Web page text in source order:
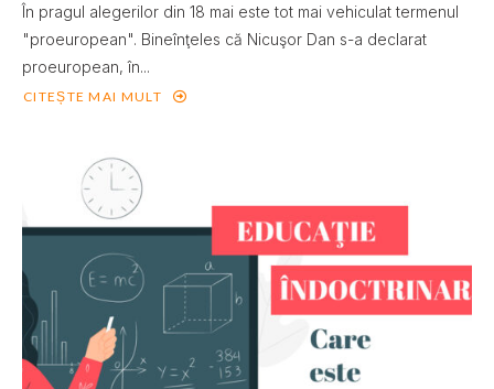
În pragul alegerilor din 18 mai este tot mai vehiculat termenul
"proeuropean". Bineînţeles că Nicuşor Dan s-a declarat
proeuropean, în...
CITEȘTE MAI MULT